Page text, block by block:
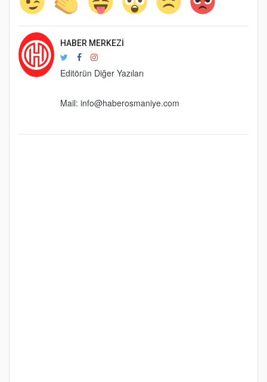
HABER MERKEZI
Editörün Diğer Yazıları
Mail: info@haberosmaniye.com